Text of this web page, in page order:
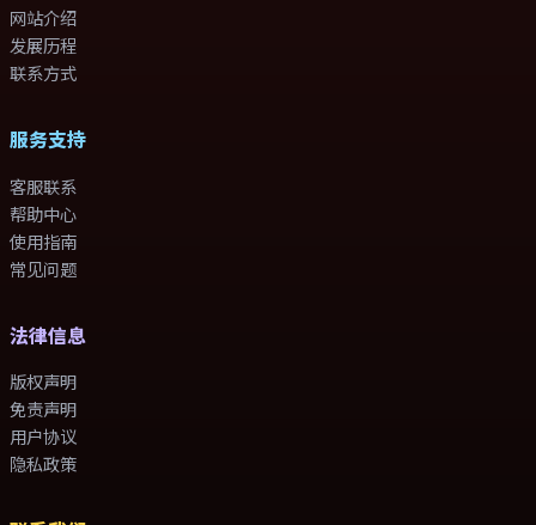
网站介绍
发展历程
联系方式
服务支持
客服联系
帮助中心
使用指南
常见问题
法律信息
版权声明
免责声明
用户协议
隐私政策